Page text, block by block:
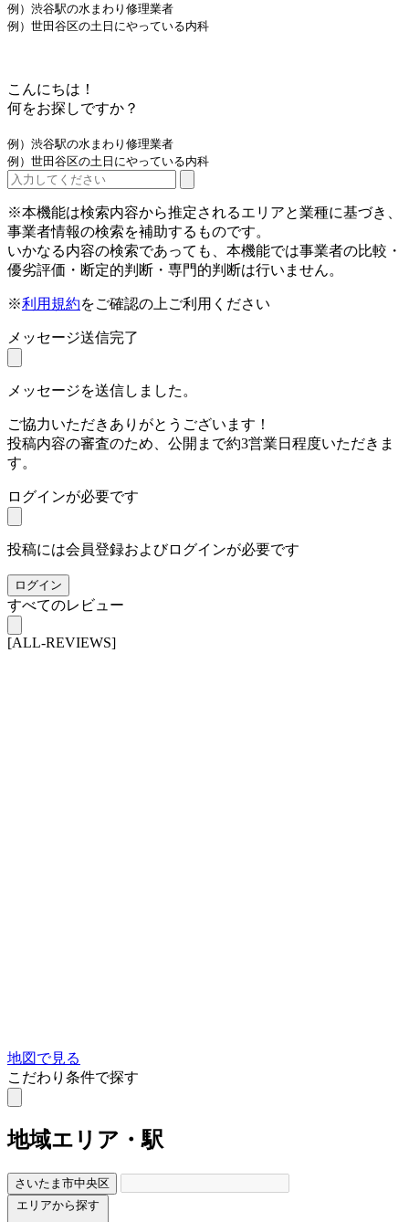
例）渋谷駅の水まわり修理業者
例）世田谷区の土日にやっている内科
こんにちは！
何をお探しですか？
例）渋谷駅の水まわり修理業者
例）世田谷区の土日にやっている内科
※本機能は検索内容から推定されるエリアと業種に基づき、
事業者情報の検索を補助するものです。
いかなる内容の検索であっても、本機能では事業者の比較・
優劣評価・断定的判断・専門的判断は行いません。
※利用規約をご確認の上ご利用ください
メッセージ送信完了
メッセージを送信しました。
ご協力いただきありがとうございます！
投稿内容の審査のため、公開まで約3営業日程度いただきま
す。
ログインが必要です
投稿には会員登録およびログインが必要です
ログイン
すべてのレビュー
[ALL-REVIEWS]
地図で見る
こだわり条件で探す
地域エリア・駅
さいたま市中央区
エリアから探す